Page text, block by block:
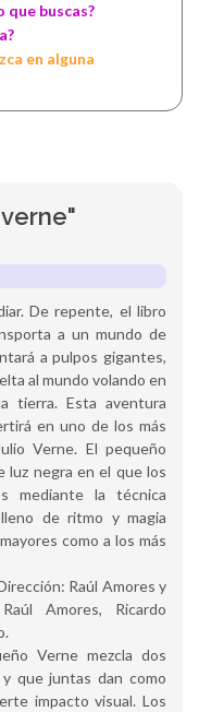
que buscas?
en alguna
De repente, el libro
a un mundo de
a pulpos gigantes,
al mundo volando en
tierra. Esta aventura
en uno de los más
Verne. El pequeño
luz negra en el que los
mediante la técnica
de ritmo y magia
como a los más
Raúl Amores y
Amores, Ricardo
Verne mezcla dos
que juntas dan como
impacto visual. Los